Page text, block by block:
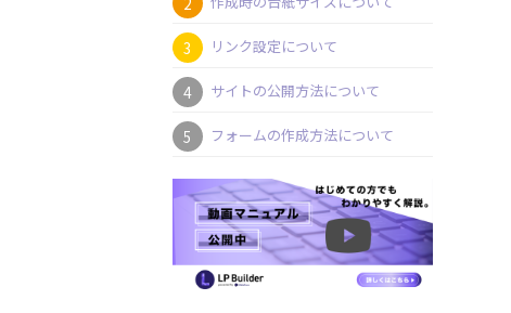
リンク設定について
サイトの公開方法について
フォームの作成方法について